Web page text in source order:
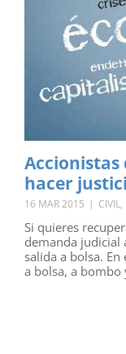
Accionistas
hacer
16 MAR 2015 | CIVIL,
Si quieres
demanda judicial
salida a bolsa.
a bolsa, a bombo